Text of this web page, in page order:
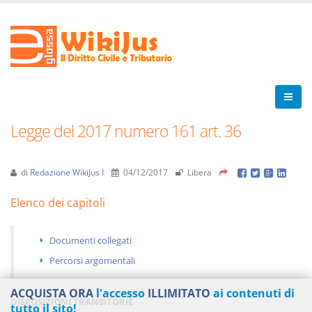
Legge del 2017 numero 161 art. 36
di Redazione WikiJus I 04/12/2017 Libera
Elenco dei capitoli
Documenti collegati
Percorsi argomentali
DISPOSIZIONI TRANSITORIE
ACQUISTA ORA l'accesso ILLIMITATO ai contenuti di
tutto il sito!